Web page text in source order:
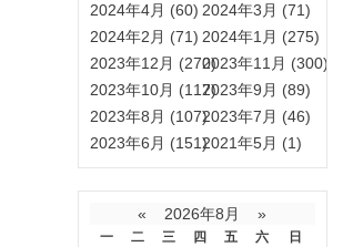
2024年4月 (60) 2024年3月 (71)
2024年2月 (71) 2024年1月 (275)
2023年12月 (270)2023年11月 (300)
2023年10月 (117)2023年9月 (89)
2023年8月 (107)2023年7月 (46)
2023年6月 (151)2021年5月 (1)
« 2026年8月 »
一 二 三 四 五 六 日